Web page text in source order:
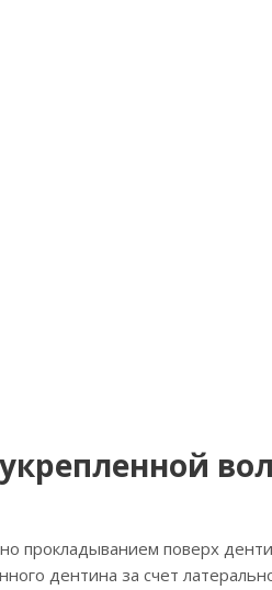
прокладыванием поверх
дентина за счет